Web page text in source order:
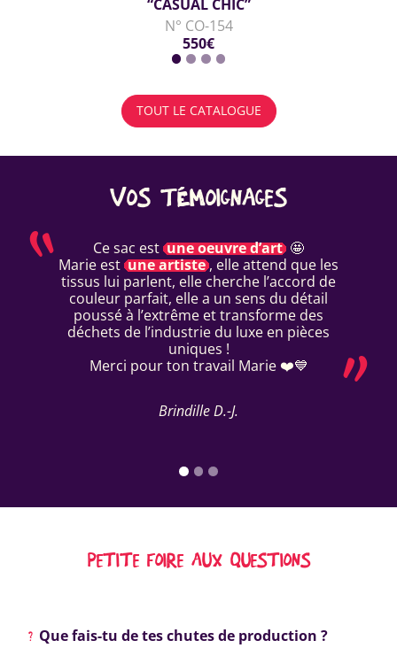
“CASUAL CHIC”
N° CO-154
550€
TOUT LE CATALOGUE
VOS TÉMOIGNAGES
Ce sac est une oeuvre d’art 🤩
Marie est une artiste , elle attend que les
tissus lui parlent, elle cherche l’accord de
couleur parfait, elle a un sens du détail
poussé à l’extrême et transforme des
déchets de l’industrie du luxe en pièces
uniques !
Merci pour ton travail Marie ❤️💙
Brindille D.-J.
PETITE FOIRE AUX QUESTIONS
Que fais-tu de tes chutes de production ?